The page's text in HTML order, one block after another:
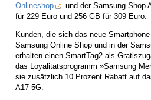
Onlineshop
und der Samsung Shop
für 229 Euro und 256 GB für 309 Euro.
Kunden, die sich das neue
Samsung Online Shop und in der
erhalten einen SmartTag2 als
das Loyalitätsprogramm »Samsung
sie zusätzlich 10 Prozent Rabatt auf
A17 5G.